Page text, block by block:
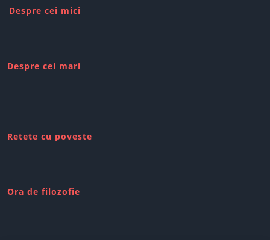
Despre cei mici
Despre cei mari
Retete cu poveste
Ora de filozofie